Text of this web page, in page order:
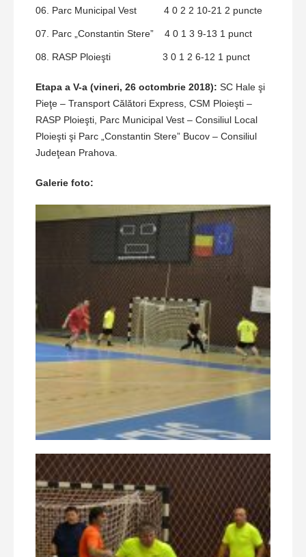
Parc Municipal Vest 4 0 2 2 10-21 2 puncte
Parc „Constantin Stere” 4 0 1 3 9-13 1 punct
RASP Ploieşti 3 0 1 2 6-12 1 punct
Etapa a V-a (vineri, 26 octombrie 2018): SC Hale şi
Pieţe – Transport Călători Express, CSM Ploieşti –
RASP Ploieşti, Parc Municipal Vest – Consiliul Local
Ploieşti şi Parc „Constantin Stere” Bucov – Consiliul
Judeţean Prahova.
Galerie foto: